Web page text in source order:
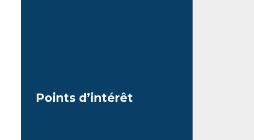
Points d’intérêt